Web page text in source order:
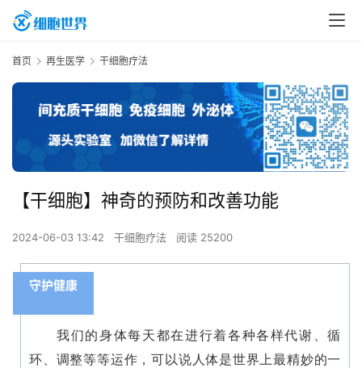
首页 再生医学 干细胞疗法
【干细胞】神奇的预防和改善功能
2024-06-03 13:42 干细胞疗法 阅读 25200
守护健康
我们的身体每天都在进行着各种各样代谢、循
环、调整等等运作，可以说人体是世界上最精妙的一